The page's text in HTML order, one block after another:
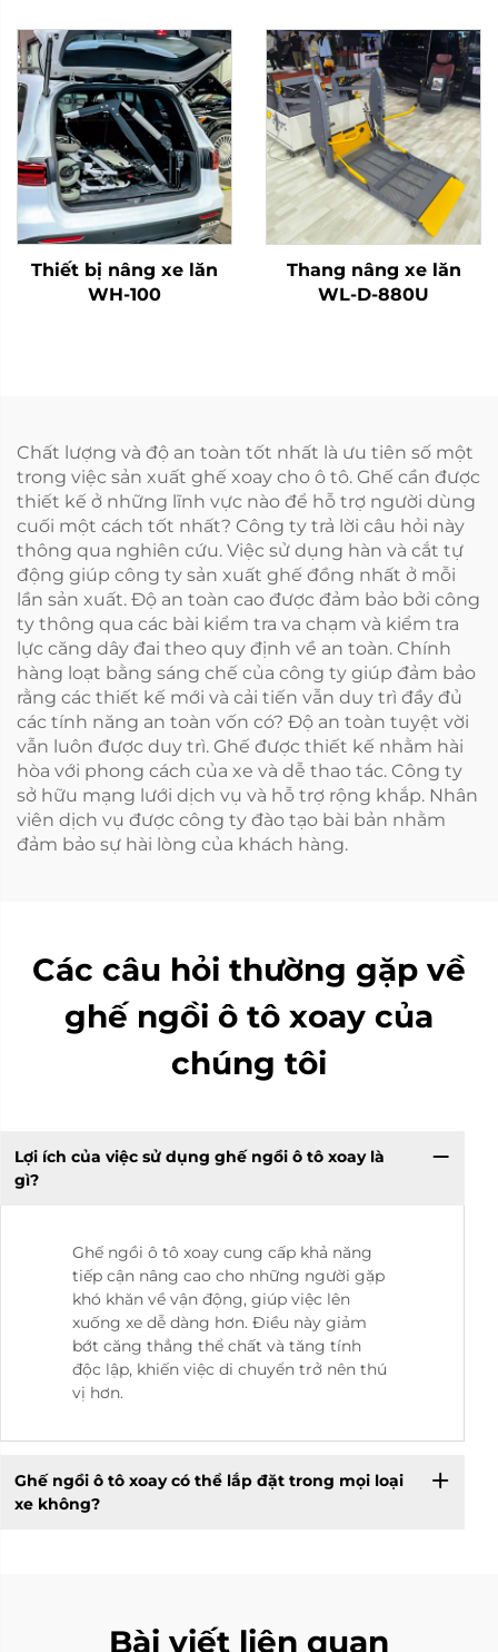
Thiết bị nâng xe lăn
WH-100
Thang nâng xe lăn
WL-D-880U
Chất lượng và độ an toàn tốt nhất là ưu tiên số một
trong việc sản xuất ghế xoay cho ô tô. Ghế cần được
thiết kế ở những lĩnh vực nào để hỗ trợ người dùng
cuối một cách tốt nhất? Công ty trả lời câu hỏi này
thông qua nghiên cứu. Việc sử dụng hàn và cắt tự
động giúp công ty sản xuất ghế đồng nhất ở mỗi
lần sản xuất. Độ an toàn cao được đảm bảo bởi công
ty thông qua các bài kiểm tra va chạm và kiểm tra
lực căng dây đai theo quy định về an toàn. Chính
hàng loạt bằng sáng chế của công ty giúp đảm bảo
rằng các thiết kế mới và cải tiến vẫn duy trì đầy đủ
các tính năng an toàn vốn có? Độ an toàn tuyệt vời
vẫn luôn được duy trì. Ghế được thiết kế nhằm hài
hòa với phong cách của xe và dễ thao tác. Công ty
sở hữu mạng lưới dịch vụ và hỗ trợ rộng khắp. Nhân
viên dịch vụ được công ty đào tạo bài bản nhằm
đảm bảo sự hài lòng của khách hàng.
Các câu hỏi thường gặp về
ghế ngồi ô tô xoay của
chúng tôi
Lợi ích của việc sử dụng ghế ngồi ô tô xoay là
gì?
Ghế ngồi ô tô xoay cung cấp khả năng
tiếp cận nâng cao cho những người gặp
khó khăn về vận động, giúp việc lên
xuống xe dễ dàng hơn. Điều này giảm
bớt căng thẳng thể chất và tăng tính
độc lập, khiến việc di chuyển trở nên thú
vị hơn.
Ghế ngồi ô tô xoay có thể lắp đặt trong mọi loại
xe không?
Bài viết liên quan